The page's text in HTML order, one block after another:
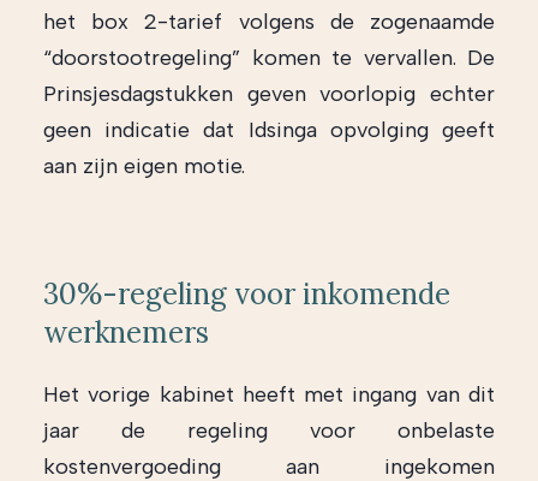
het box 2-tarief volgens de zogenaamde
“doorstootregeling” komen te vervallen. De
Prinsjesdagstukken geven voorlopig echter
geen indicatie dat Idsinga opvolging geeft
aan zijn eigen motie.
30%-regeling voor inkomende
werknemers
Het vorige kabinet heeft met ingang van dit
jaar de regeling voor onbelaste
kostenvergoeding aan ingekomen